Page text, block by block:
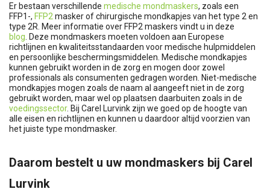
Er bestaan verschillende medische mondmaskers, zoals een
FFP1-, FFP2 masker of chirurgische mondkapjes van het type 2 en
type 2R. Meer informatie over FFP2 maskers vindt u in deze
blog . Deze mondmaskers moeten voldoen aan Europese
richtlijnen en kwaliteitsstandaarden voor medische hulpmiddelen
en persoonlijke beschermingsmiddelen. Medische mondkapjes
kunnen gebruikt worden in de zorg en mogen door zowel
professionals als consumenten gedragen worden. Niet-medische
mondkapjes mogen zoals de naam al aangeeft niet in de zorg
gebruikt worden, maar wel op plaatsen daarbuiten zoals in de
voedingssector. Bij Carel Lurvink zijn we goed op de hoogte van
alle eisen en richtlijnen en kunnen u daardoor altijd voorzien van
het juiste type mondmasker.
Daarom bestelt u uw mondmaskers bij Carel
Lurvink